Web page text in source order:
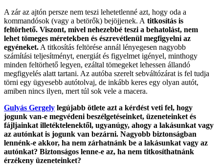
A zár az ajtón persze nem teszi lehetetlenné azt, hogy oda a
kommandósok (vagy a betörők) bejöjjenek. A titkosítás is
feltörhető. Viszont, mivel nehezebbé teszi a behatolást, nem
lehet tömeges méretekben és észrevétlenül megfigyelni az
egyéneket. A titkosítás feltörése annál lényegesen nagyobb
számítási teljesítményt, energiát és figyelmet igényel, minthogy
minden feltörhető legyen, ezáltal tömegeket lehessen állandó
megfigyelés alatt tartani. Az autóba szerelt sebváltózárat is fel tudja
törni egy ügyesebb autótolvaj, de inkább keres egy olyan autót,
amiben nincs ilyen, mert túl sok vele a macera.
Gulyás Gergely legújabb ötlete azt a kérdést veti fel, hogy
jogunk van-e megvédeni beszélgetéseinket, üzeneteinket és
fájljainkat illetéktelenektől, ugyanúgy, ahogy a lakásunkat vagy
az autónkat is jogunk van bezárni. Nagyobb biztonságban
lennénk-e akkor, ha nem zárhatnánk be a lakásunkat vagy az
autónkat? Biztonságos lenne-e az, ha nem titkosíthatnánk
érzékeny üzeneteinket?